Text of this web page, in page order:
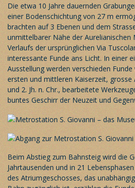
Die etwa 10 Jahre dauernden
einer Bodenschichtung von 27 m
brachten auf 3 Ebenen und dem
unmittelbarer Nähe der Aurelianischen
Verlaufs der ursprünglichen Via
interessante Funde ans Licht. In einer
Ausstellung werden verschieden
ersten und mittleren Kaiserzeit, grosse
und 2. Jh. n. Chr., bearbeitete
buntes Geschirr der Neuzeit und
Beim Abstieg zum Bahnsteig wird die
Jahrtausenden und in 21
des Atriumgeschosses, das